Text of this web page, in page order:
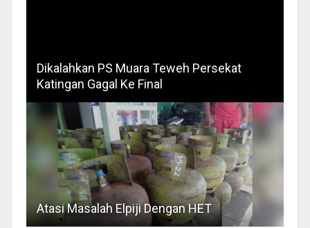
Dikalahkan PS Muara Teweh Persekat
Katingan Gagal Ke Final
Atasi Masalah Elpiji Dengan HET